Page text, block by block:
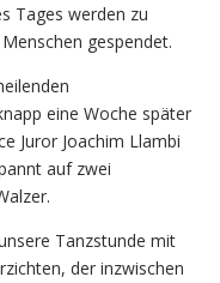
Tages werden zu
gespendet.
eine Woche später
Juror Joachim Llambi
auf zwei
Tanzstunde mit
der inzwischen